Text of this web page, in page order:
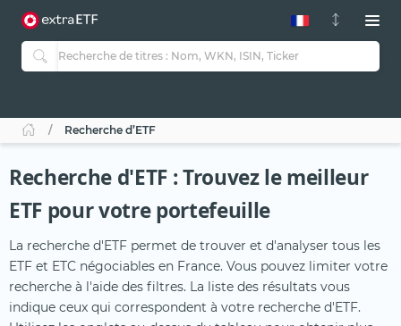
Recherche d’ETF
Recherche d'ETF : Trouvez le meilleur
ETF pour votre portefeuille
La recherche d'ETF permet de trouver et d'analyser tous les
ETF et ETC négociables en France. Vous pouvez limiter votre
recherche à l'aide des filtres. La liste des résultats vous
indique ceux qui correspondent à votre recherche d'ETF.